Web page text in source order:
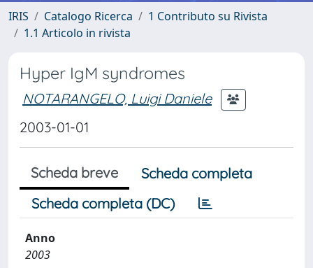
IRIS Catalogo Ricerca
1 Contributo su Rivista
1.1 Articolo in rivista
Hyper IgM syndromes
NOTARANGELO, Luigi Daniele
2003-01-01
Scheda breve
Scheda completa
Scheda completa (DC)
Anno
2003